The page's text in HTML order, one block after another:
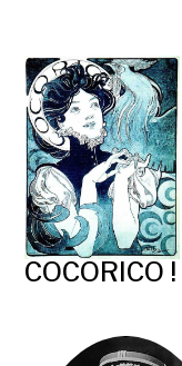
COCORICO !